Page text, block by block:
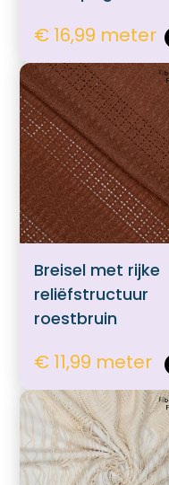
€ 16,99 meter
Breisel met rijke
reliëfstructuur
roestbruin
€ 11,99 meter